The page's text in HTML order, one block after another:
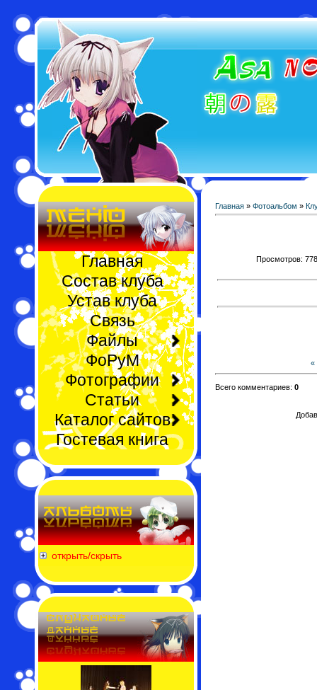
Главная
Состав клуба
Устав клуба
Связь
Файлы
ФоРуМ
Фотографии
Статьи
Каталог сайтов
Гостевая книга
открыть/скрыть
Главная » Фотоальбом »
Просмотров:
«
Всего комментариев: 0